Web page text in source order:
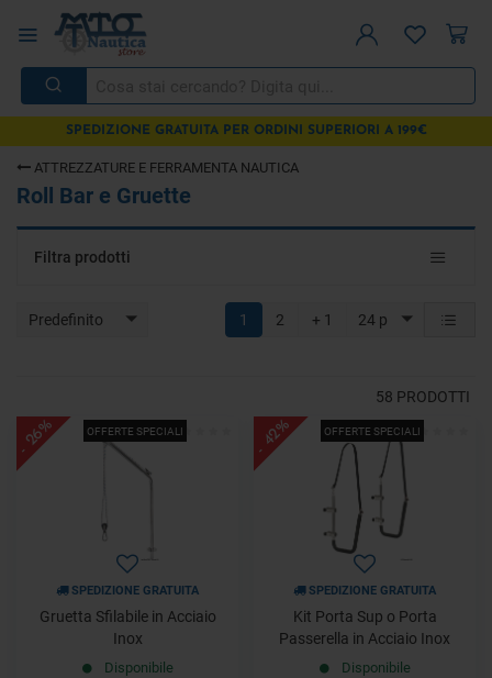
SPEDIZIONE GRATUITA PER ORDINI SUPERIORI A 199€
ATTREZZATURE E FERRAMENTA NAUTICA
Roll Bar e Gruette
Toggle
Filtra prodotti
Predefinito 24 p
1 2 + 1
58 PRODOTTI
OFFERTE SPECIALI
- 26%
SPEDIZIONE GRATUITA
Gruetta Sfilabile in Acciaio
Inox
Disponibile
OFFERTE SPECIALI
- 42%
SPEDIZIONE GRATUITA
Kit Porta Sup o Porta
Passerella in Acciaio Inox
Disponibile